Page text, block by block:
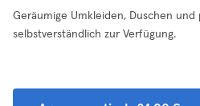
Geräumige Umkleiden, Duschen
selbstverständlich zur Verfügung.